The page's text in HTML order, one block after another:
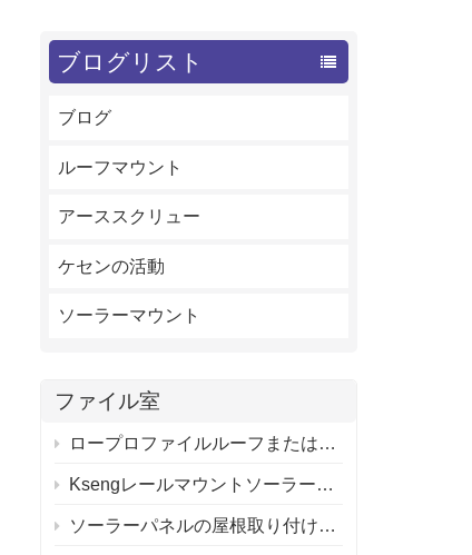
ブログリスト
ブログ
ルーフマウント
アーススクリュー
ケセンの活動
ソーラーマウント
ファイル室
ロープロファイルルーフまたはフラットルーフ用の調整可能なソーラーパネルタイトルマウントブラケット
Ksengレールマウントソーラールーフマウントシステムとレールレスソーラールーフマウントシステム
ソーラーパネルの屋根取り付けシステム